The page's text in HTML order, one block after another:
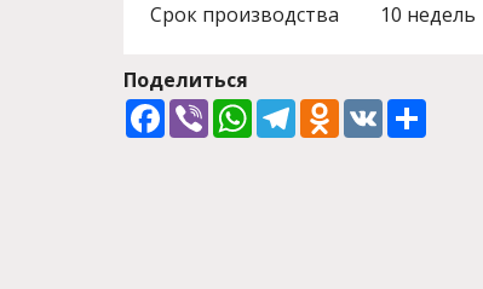
Срок производства
10 недель
Поделиться
Facebook
ViberWhatsApp
TelegramOdnoklassniki
VK